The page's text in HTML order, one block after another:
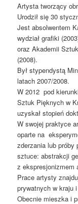
Artysta tworzący
Urodził się 30
Jest absolwentem
wydział grafiki
oraz Akademii
(2008).
Był stypendystą
latach 2007/2008.
W 2012 pod
Sztuk Pięknych w
uzyskał stopień
W swojej praktyce
oparte na
zderzania lub próby
sztuce: abstrakcji
z ekspresjonizmem
Prace artysty
prywatnych w kraju
Obecnie mieszka i